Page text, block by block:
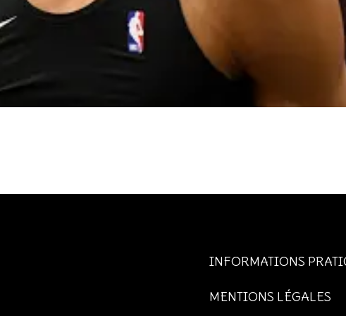
INFORMATIONS
MENTIONS LÉGALES